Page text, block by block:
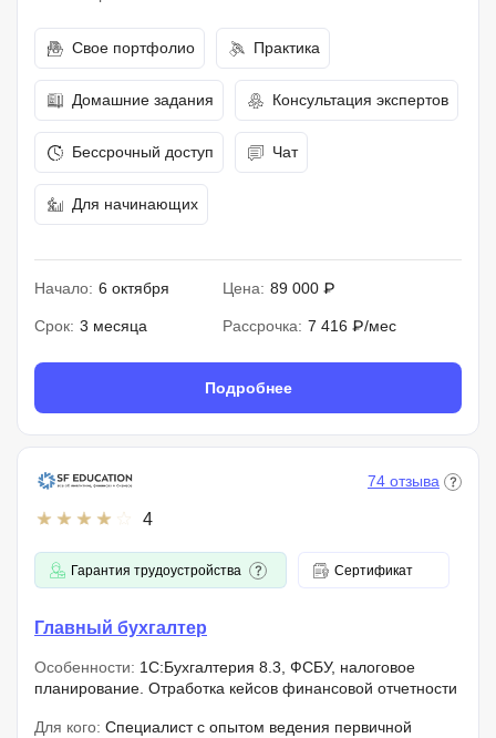
Свое портфолио Практика
Домашние задания Консультация экспертов
Бессрочный доступ Чат
Для начинающих
Начало: 6 октября Цена: 89 000 ₽
Срок: 3 месяца Рассрочка: 7 416 ₽/мес
Подробнее
4
74 отзыва
Гарантия трудоустройства Сертификат
Главный бухгалтер
Особенности: 1С:Бухгалтерия 8.3, ФСБУ, налоговое
планирование. Отработка кейсов финансовой отчетности
Для кого: Специалист с опытом ведения первичной